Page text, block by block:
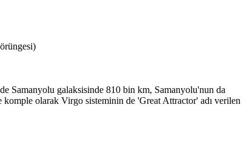
Samanyolu galaksisinde 810 bin km, Samanyolu'nun da
olarak Virgo sisteminin de 'Great Attractor' adı verilen